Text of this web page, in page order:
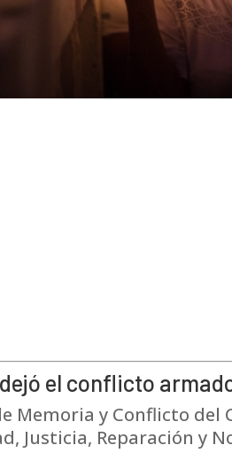
el conflicto
Memoria y Conflicto del
Justicia, Reparación y